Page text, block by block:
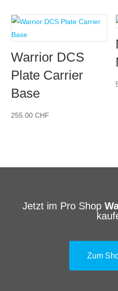
Warrior DCS
Plate Carrier
Base
255.00CHF
Jetzt im Pro Shop
Zum